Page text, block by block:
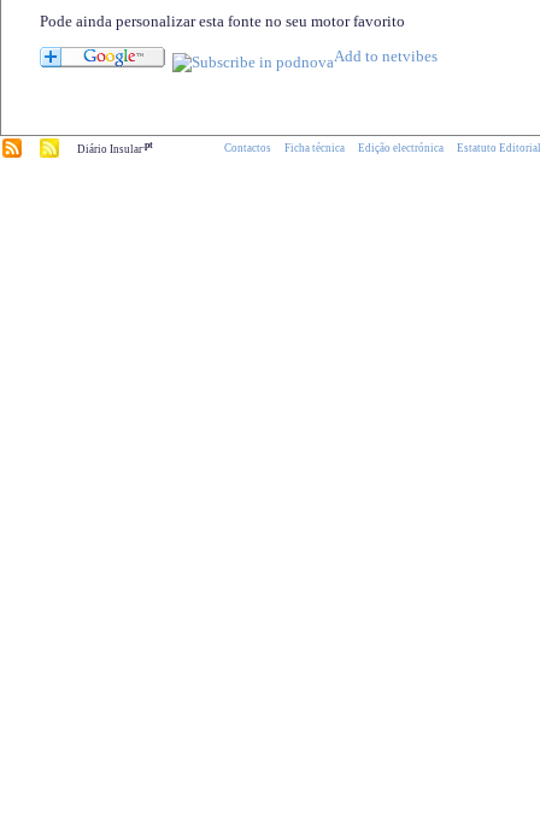
Pode ainda personalizar esta fonte no seu motor favorito
Diário Insular.pt Contactos Ficha técnica Edição electrónica Estatuto Editorial